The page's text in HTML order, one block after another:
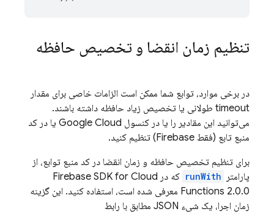
تنظیم زمان انقضا و تخصیص حافظه
در برخی موارد، توابع شما ممکن است الزامات خاصی برای مقدار
timeout طولانی یا تخصیص زیاد حافظه داشته باشند.
می‌توانید این مقادیر را یا در کنسول Google Cloud یا در کد
منبع تابع (فقط Firebase) تنظیم کنید.
برای تنظیم تخصیص حافظه و زمان انقضا در کد منبع توابع، از
پارامتر
runWith که در Firebase SDK for Cloud
Functions 2.0.0 معرفی شده است، استفاده کنید. این گزینه
زمان اجرا، یک شیء JSON مطابق با رابط